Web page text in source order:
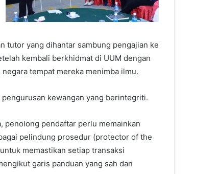
tutor yang dihantar sambung pengajian ke
kembali berkhidmat di UUM dengan
tempat mereka menimba ilmu.
kewangan yang berintegriti.
penolong pendaftar perlu memainkan
pelindung prosedur (protector of the
memastikan setiap transaksi
garis panduan yang sah dan